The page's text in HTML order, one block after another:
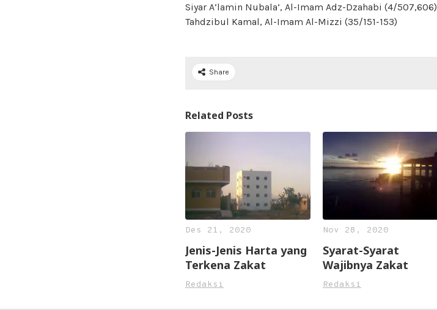
Siyar A’lamin Nubala’, Al-Imam Adz-Dzahabi (4/507,606)
Tahdzibul Kamal, Al-Imam Al-Mizzi (35/151-153)
Share
Related Posts
Des 21, 2020
Jenis-Jenis Harta yang
Terkena Zakat
Redaksi
Nov 28, 2020
Syarat-Syarat
Wajibnya Zakat
Redaksi